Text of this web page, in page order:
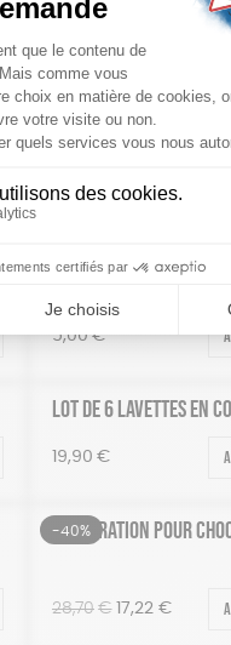
COULEURS DU SECOURS
RÉGLETTE DE PÂTES DE
5,00 €
LOT DE 6 LAVETTES EN
19,90 €
-40%
PRÉPARATION POUR
28,70 € Le17,22 €Le